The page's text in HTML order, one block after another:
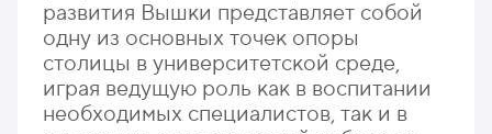
развития Вышки представляет собой
одну из основных точек опоры
столицы в университетской среде,
играя ведущую роль как в воспитании
необходимых специалистов, так и в